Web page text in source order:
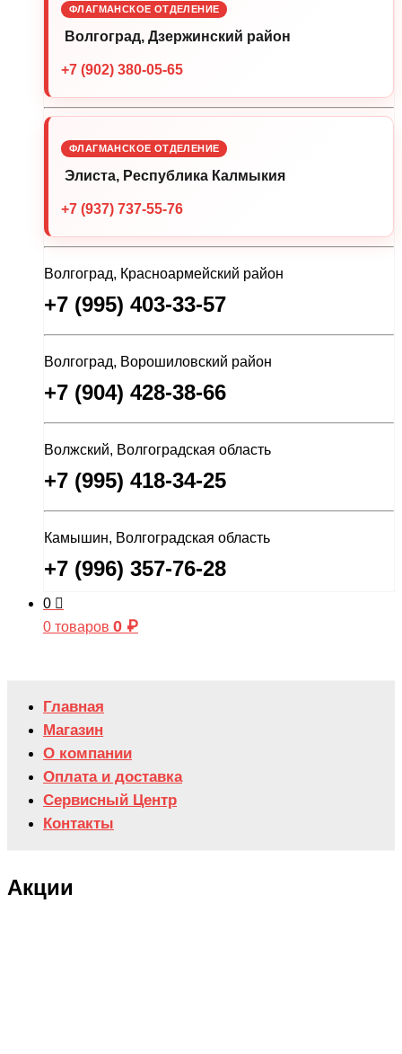
ФЛАГМАНСКОЕ ОТДЕЛЕНИЕ
Волгоград, Дзержинский район
+7 (902) 380-05-65
ФЛАГМАНСКОЕ ОТДЕЛЕНИЕ
Элиста, Республика Калмыкия
+7 (937) 737-55-76
Волгоград, Красноармейский район
+7 (995) 403-33-57
Волгоград, Ворошиловский район
+7 (904) 428-38-66
Волжский, Волгоградская область
+7 (995) 418-34-25
Камышин, Волгоградская область
+7 (996) 357-76-28
0
0 товаров 0 ₽
Главная
Магазин
О компании
Оплата и доставка
Сервисный Центр
Контакты
Акции